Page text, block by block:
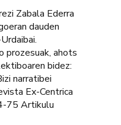
Zabala Ederra
dauden
prozesuak, ahots
bidez:
narratibei
Ex-Centrica
75 Artikulu